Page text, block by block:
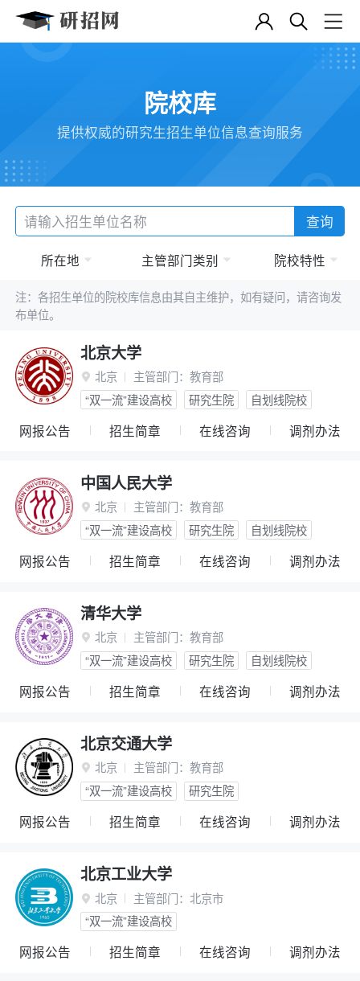
院校库
提供权威的研究生招生单位信息查询服务
查询
所在地 主管部门类别 院校特性
注：各招生单位的院校库信息由其自主维护，如有疑问，请咨询发
布单位。
北京大学
 北京 主管部门： 教育部
“双一流”建设高校
研究生院 自划线院校
网报公告 招生简章 在线咨询 调剂办法
中国人民大学
 北京 主管部门： 教育部
“双一流”建设高校
研究生院 自划线院校
网报公告 招生简章 在线咨询 调剂办法
清华大学
 北京 主管部门： 教育部
“双一流”建设高校
研究生院 自划线院校
网报公告 招生简章 在线咨询 调剂办法
北京交通大学
 北京 主管部门： 教育部
“双一流”建设高校
研究生院
网报公告 招生简章 在线咨询 调剂办法
北京工业大学
 北京 主管部门： 北京市
“双一流”建设高校
网报公告 招生简章 在线咨询 调剂办法